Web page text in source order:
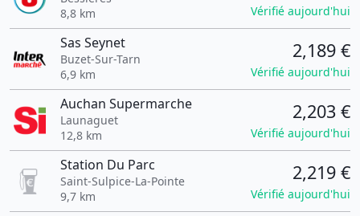
8,8 km
Vérifié aujourd'hui
Sas Seynet
Buzet-Sur-Tarn
6,9 km
2,189 €
Vérifié aujourd'hui
Auchan Supermarche
Launaguet
12,8 km
2,203 €
Vérifié aujourd'hui
Station Du Parc
Saint-Sulpice-La-Pointe
9,7 km
2,219 €
Vérifié aujourd'hui